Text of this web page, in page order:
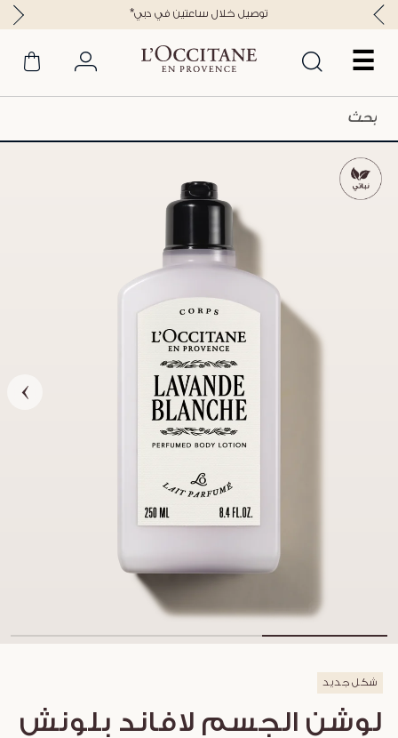
☰
*توصيل خلال ساعتين في دبي
شكل جديد
لوشن الجسم لافاند بلونش